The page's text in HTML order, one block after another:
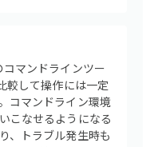
マンドラインツー
較して操作には一定
コマンドライン環境
こなせるようになる
、トラブル発生時も